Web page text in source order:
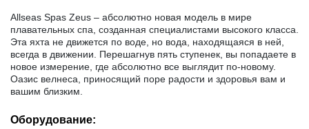
Allseas Spas Zeus – абсолютно новая модель в мире
плавательных спа, созданная специалистами высокого класса.
Эта яхта не движется по воде, но вода, находящаяся в ней,
всегда в движении. Перешагнув пять ступенек, вы попадаете в
новое измерение, где абсолютно все выглядит по-новому.
Оазис велнеса, приносящий поре радости и здоровья вам и
вашим близким.
Оборудование: